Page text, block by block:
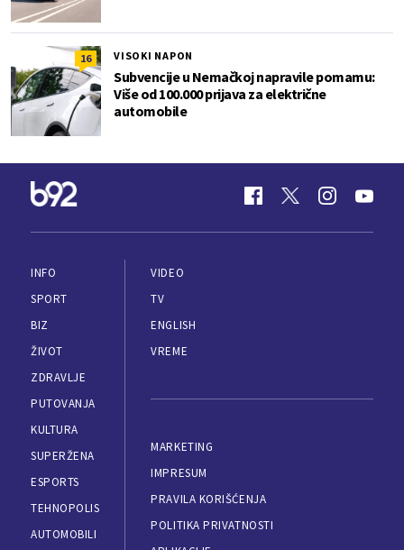
16 VISOKI NAPON
Subvencije u Nemačkoj napravile pomamu:
Više od 100.000 prijava za električne
automobile
INFO
SPORT
BIZ
ŽIVOT
ZDRAVLJE
PUTOVANJA
KULTURA
SUPERŽENA
ESPORTS
TEHNOPOLIS
AUTOMOBILI
VIDEO
TV
ENGLISH
VREME
MARKETING
IMPRESUM
PRAVILA KORIŠĆENJA
POLITIKA PRIVATNOSTI